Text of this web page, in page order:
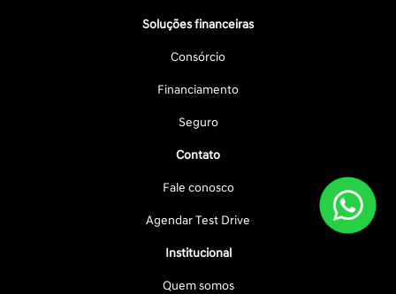
Soluções financeiras
Consórcio
Financiamento
Seguro
Contato
Fale conosco
Agendar Test Drive
Institucional
Quem somos